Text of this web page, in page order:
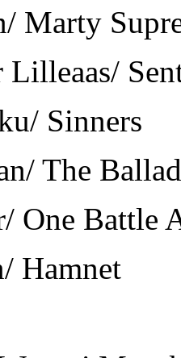
Marty
Sinners
The
One Battle
Hamnet